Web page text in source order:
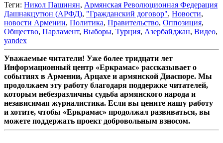
Теги: Никол Пашинян, Армянская Революционная Федерация
Дашнакцутюн (АРФД), "Гражданский договор", Новости,
новости Армении, Политика, Правительство, Оппозиция,
Общество, Парламент, Выборы, Турция, Азербайджан, Видео,
yandex
Уважаемые читатели! Уже более тридцати лет
Информационный центр «Еркрамас» рассказывает о
событиях в Армении, Арцахе и армянской Диаспоре. Мы
продолжаем эту работу благодаря поддержке читателей,
которым небезразличны судьба армянского народа и
независимая журналистика. Если вы цените нашу работу
и хотите, чтобы «Еркрамас» продолжал развиваться, вы
можете поддержать проект добровольным взносом.